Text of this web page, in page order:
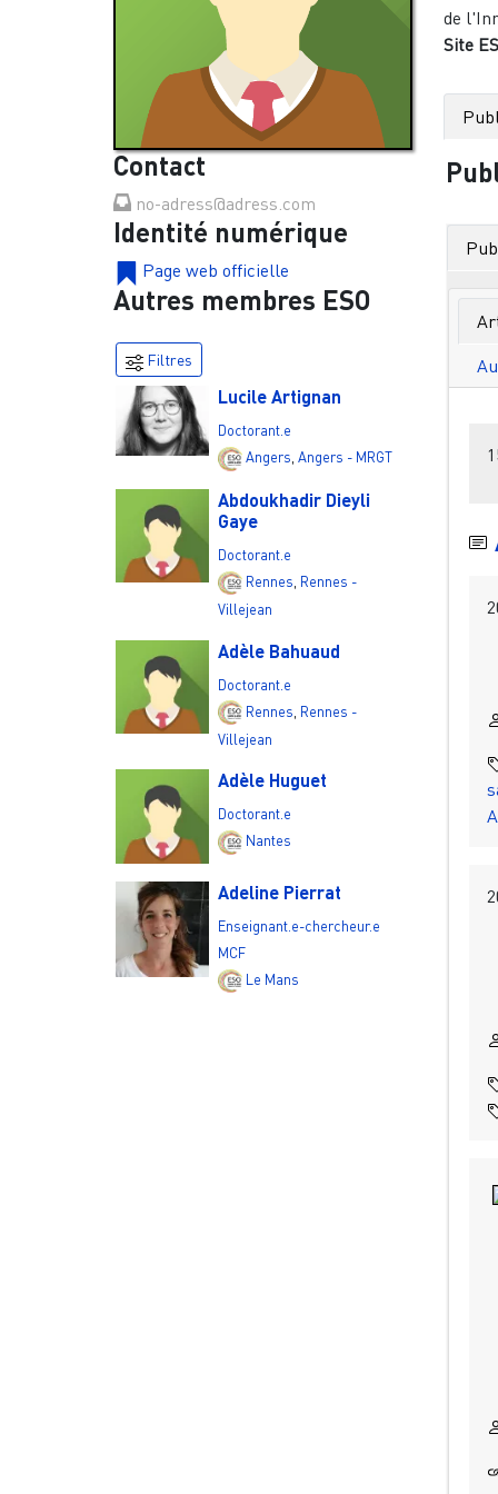
Contact
no-adress@adress.com
Identité numérique
Page web officielle
Autres membres ESO
Filtres
Lucile Artignan
Doctorant.e
Angers ,Angers - MRGT
Abdoukhadir Dieyli
Gaye
Doctorant.e
Rennes Rennes -
Villejean
Adèle Bahuaud
Doctorant.e
Rennes Rennes -
Villejean
Adèle Huguet
Doctorant.e
Nantes
Adeline Pierrat
Enseignant.e-chercheur.e
MCF
Le Mans
de
Site